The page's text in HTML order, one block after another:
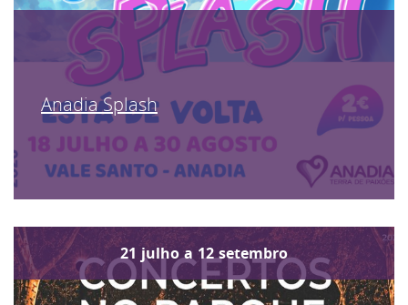
Anadia Splash
21 julho a 12 setembro